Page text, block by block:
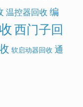
温控器回收 编
西门子回
软启动器回收 通